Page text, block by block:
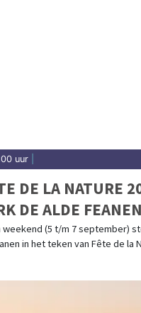
uur
DE LA NATURE
DE ALDE FEANEN
weekend (5 t/m 7 september)
in het teken van Fête de la